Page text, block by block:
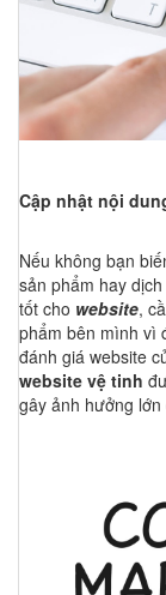
Cập nhật nội
Nếu không bạn
sản phẩm hay
tốt cho website,
phẩm bên mình vì
đánh giá website
website vệ tinh
gây ảnh hưởng lớn